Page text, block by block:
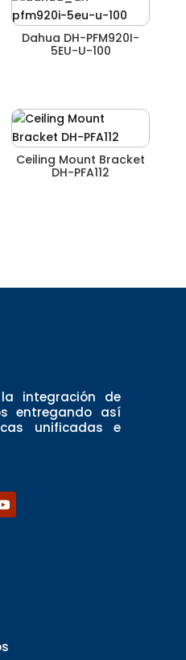
Dahua DH-PFM920I-
5EU-U-100
Ceiling Mount Bracket
DH-PFA112
integración de
entregando así
unificadas e